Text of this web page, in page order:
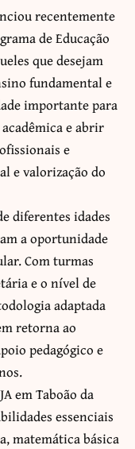
recentemente
de Educação
que desejam
fundamental e
importante para
e abrir
e
e valorização do
diferentes idades
a oportunidade
Com turmas
e o nível de
adaptada
retorna ao
pedagógico e
em Taboão da
essenciais
matemática básica